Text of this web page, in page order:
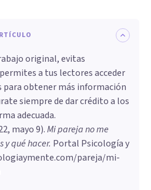
original, evitas
a tus lectores acceder
para obtener más información
siempre de dar crédito a los
adecuada.
mayo 9).Mi pareja no me
y qué hacer. Portal Psicología y
pareja/mi-